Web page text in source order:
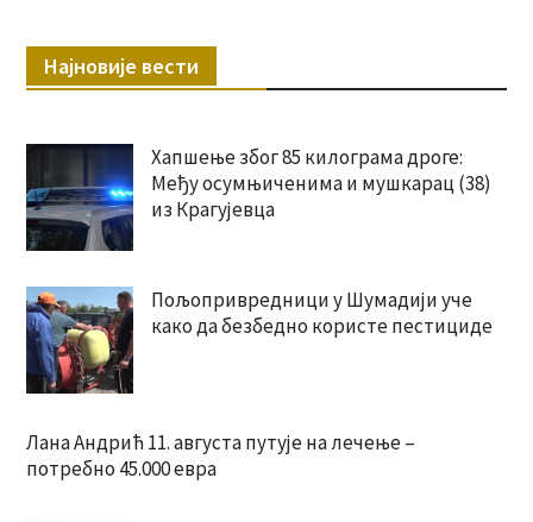
Најновије вести
Хапшење због 85 килограма дроге:
Међу осумњиченима и мушкарац (38)
из Крагујевца
Пољопривредници у Шумадији уче
како да безбедно користе пестициде
Лана Андрић 11. августа путује на лечење –
потребно 45.000 евра